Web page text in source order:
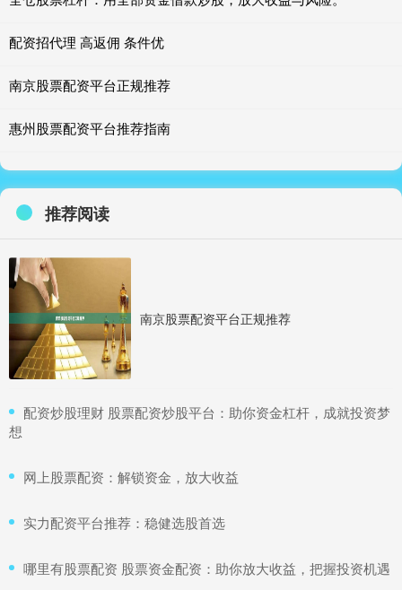
配资招代理 高返佣 条件优
南京股票配资平台正规推荐
惠州股票配资平台推荐指南
推荐阅读
南京股票配资平台正规推荐
​配资炒股理财 股票配资炒股平台：助你资金杠杆，成就投资梦
想
​网上股票配资：解锁资金，放大收益
​实力配资平台推荐：稳健选股首选
​哪里有股票配资 股票资金配资：助你放大收益，把握投资机遇